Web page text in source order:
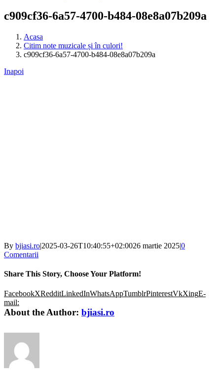
c909cf36-6a57-4700-b484-08e8a07b209a
Acasa
Citim note muzicale și în culori!
c909cf36-6a57-4700-b484-08e8a07b209a
Inapoi
By bjiasi.ro|2025-03-26T10:40:55+02:0026 martie 2025|0
Comentarii
Share This Story, Choose Your Platform!
FacebookXRedditLinkedInWhatsAppTumblrPinterestVkXingE-
mail:
About the Author: bjiasi.ro